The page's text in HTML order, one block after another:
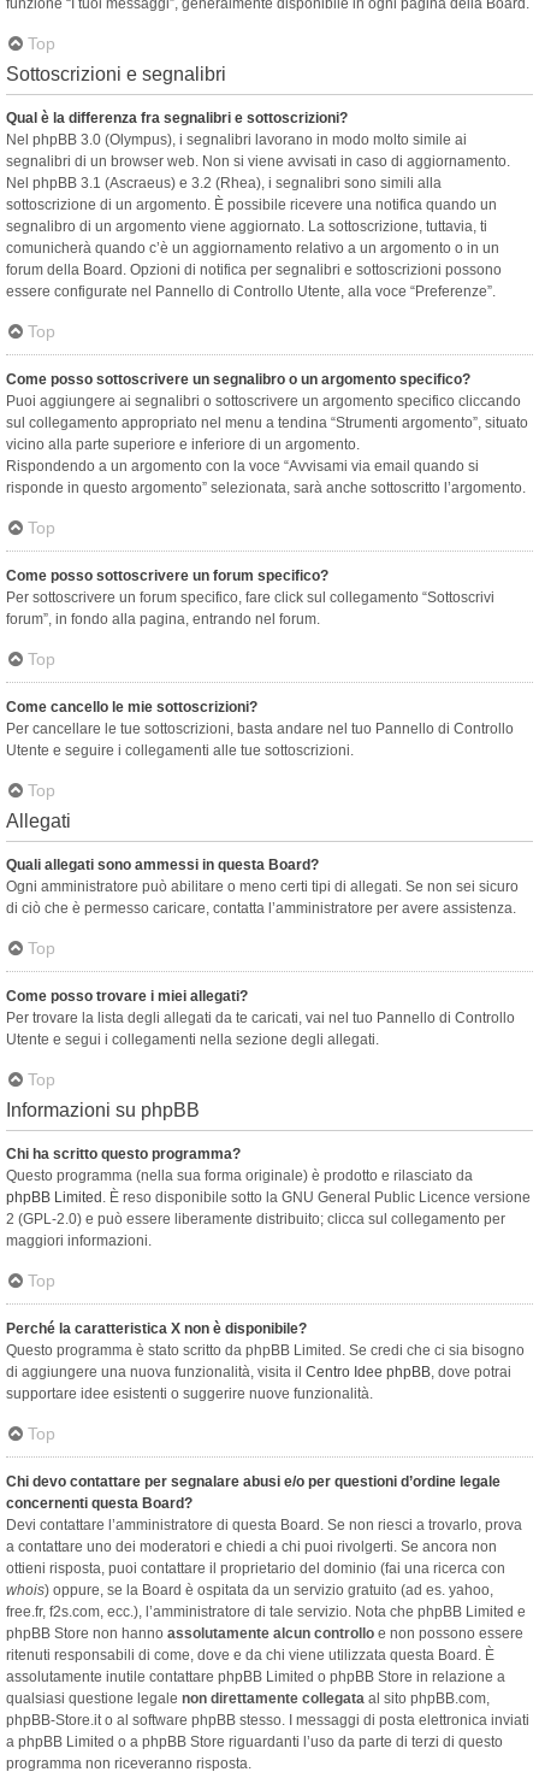
funzione “I tuoi messaggi”, generalmente disponibile in ogni pagina della Board.
Top
Sottoscrizioni e segnalibri
Qual è la differenza fra segnalibri e sottoscrizioni?
Nel phpBB 3.0 (Olympus), i segnalibri lavorano in modo molto simile ai
segnalibri di un browser web. Non si viene avvisati in caso di aggiornamento.
Nel phpBB 3.1 (Ascraeus) e 3.2 (Rhea), i segnalibri sono simili alla
sottoscrizione di un argomento. È possibile ricevere una notifica quando un
segnalibro di un argomento viene aggiornato. La sottoscrizione, tuttavia, ti
comunicherà quando c’è un aggiornamento relativo a un argomento o in un
forum della Board. Opzioni di notifica per segnalibri e sottoscrizioni possono
essere configurate nel Pannello di Controllo Utente, alla voce “Preferenze”.
Top
Come posso sottoscrivere un segnalibro o un argomento specifico?
Puoi aggiungere ai segnalibri o sottoscrivere un argomento specifico cliccando
sul collegamento appropriato nel menu a tendina “Strumenti argomento”, situato
vicino alla parte superiore e inferiore di un argomento.
Rispondendo a un argomento con la voce “Avvisami via email quando si
risponde in questo argomento” selezionata, sarà anche sottoscritto l’argomento.
Top
Come posso sottoscrivere un forum specifico?
Per sottoscrivere un forum specifico, fare click sul collegamento “Sottoscrivi
forum”, in fondo alla pagina, entrando nel forum.
Top
Come cancello le mie sottoscrizioni?
Per cancellare le tue sottoscrizioni, basta andare nel tuo Pannello di Controllo
Utente e seguire i collegamenti alle tue sottoscrizioni.
Top
Allegati
Quali allegati sono ammessi in questa Board?
Ogni amministratore può abilitare o meno certi tipi di allegati. Se non sei sicuro
di ciò che è permesso caricare, contatta l’amministratore per avere assistenza.
Top
Come posso trovare i miei allegati?
Per trovare la lista degli allegati da te caricati, vai nel tuo Pannello di Controllo
Utente e segui i collegamenti nella sezione degli allegati.
Top
Informazioni su phpBB
Chi ha scritto questo programma?
Questo programma (nella sua forma originale) è prodotto e rilasciato da
phpBB Limited . È reso disponibile sotto la GNU General Public Licence versione
2 (GPL-2.0) e può essere liberamente distribuito; clicca sul collegamento per
maggiori informazioni.
Top
Perché la caratteristica X non è disponibile?
Questo programma è stato scritto da phpBB Limited. Se credi che ci sia bisogno
di aggiungere una nuova funzionalità, visita il Centro Idee phpBB, dove potrai
supportare idee esistenti o suggerire nuove funzionalità.
Top
Chi devo contattare per segnalare abusi e/o per questioni d’ordine legale
concernenti questa Board?
Devi contattare l’amministratore di questa Board. Se non riesci a trovarlo, prova
a contattare uno dei moderatori e chiedi a chi puoi rivolgerti. Se ancora non
ottieni risposta, puoi contattare il proprietario del dominio (fai una ricerca con
whois) oppure, se la Board è ospitata da un servizio gratuito (ad es. yahoo,
free.fr, f2s.com, ecc.), l’amministratore di tale servizio. Nota che phpBB Limited e
phpBB Store non hanno assolutamente alcun controllo e non possono essere
ritenuti responsabili di come, dove e da chi viene utilizzata questa Board. È
assolutamente inutile contattare phpBB Limited o phpBB Store in relazione a
qualsiasi questione legale non direttamente collegata al sito phpBB.com,
phpBB-Store.it o al software phpBB stesso. I messaggi di posta elettronica inviati
a phpBB Limited o a phpBB Store riguardanti l’uso da parte di terzi di questo
programma non riceveranno risposta.